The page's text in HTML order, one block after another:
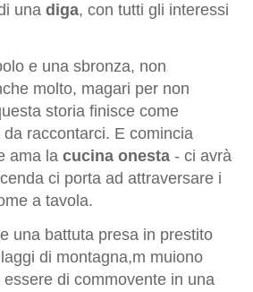
una diga, con tutti gli interessi
e una sbronza, non
molto, magari per non
storia finisce come
raccontarci. E comincia
ama la cucina onesta - ci avrà
ci porta ad attraversare i
a tavola.
una battuta presa in prestito
di montagna,m muiono
di commovente in una